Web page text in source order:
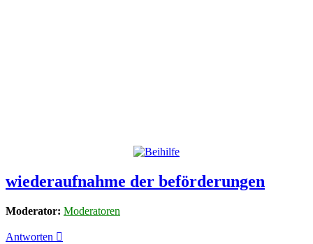
wiederaufnahme der beförderungen
Moderator: Moderatoren
Antworten